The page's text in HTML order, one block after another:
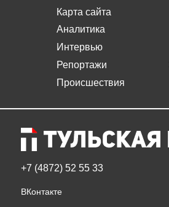
Карта сайта
Аналитика
Интервью
Репортажи
Происшествия
+7 (4872) 52 55 33
ВКонтакте